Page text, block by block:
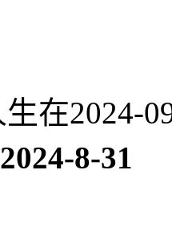
在2024-
2024-8-31